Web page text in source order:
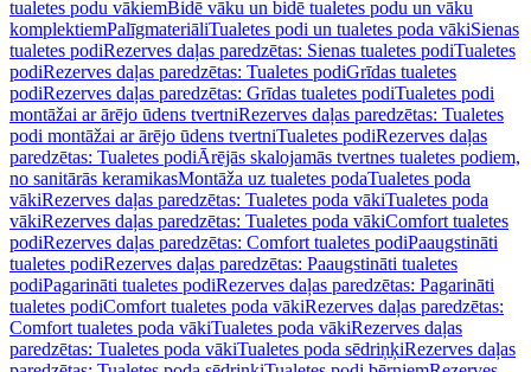
tualetes podu vākiemBidē vāku un bidē tualetes podu un vāku
komplektiemPalīgmateriāliTualetes podi un tualetes poda vākiSienas
tualetes podiRezerves daļas paredzētas: Sienas tualetes podiTualetes
podiRezerves daļas paredzētas: Tualetes podiGrīdas tualetes
podiRezerves daļas paredzētas: Grīdas tualetes podiTualetes podi
montāžai ar ārējo ūdens tvertniRezerves daļas paredzētas: Tualetes
podi montāžai ar ārējo ūdens tvertniTualetes podiRezerves daļas
paredzētas: Tualetes podiĀrējās skalojamās tvertnes tualetes podiem,
no sanitārās keramikasMontāža uz tualetes podaTualetes poda
vākiRezerves daļas paredzētas: Tualetes poda vākiTualetes poda
vākiRezerves daļas paredzētas: Tualetes poda vākiComfort tualetes
podiRezerves daļas paredzētas: Comfort tualetes podiPaaugstināti
tualetes podiRezerves daļas paredzētas: Paaugstināti tualetes
podiPagarināti tualetes podiRezerves daļas paredzētas: Pagarināti
tualetes podiComfort tualetes poda vākiRezerves daļas paredzētas:
Comfort tualetes poda vākiTualetes poda vākiRezerves daļas
paredzētas: Tualetes poda vākiTualetes poda sēdriņķiRezerves daļas